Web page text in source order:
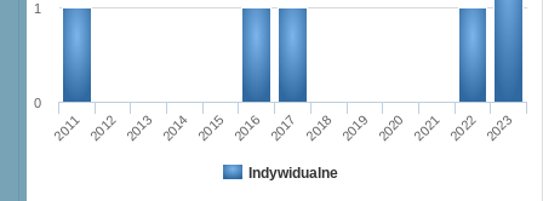
Indywidualne
2011 2012 2013 2014 2015 2016 2017 2018 2019 2020 2021 2022 2023
0
1